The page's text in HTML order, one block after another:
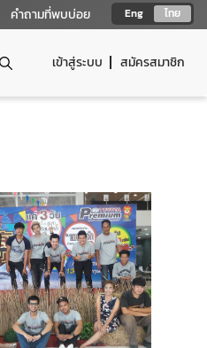
Eng ไทย
คำถามที่พบบ่อย
เข้าสู่ระบบ สมัครสมาชิก